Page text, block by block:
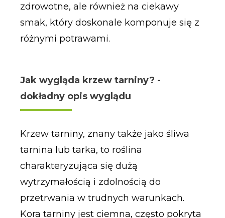
zdrowotne, ale również na ciekawy
smak, który doskonale komponuje się z
różnymi potrawami.
Jak wygląda krzew tarniny? -
dokładny opis wyglądu
Krzew tarniny, znany także jako śliwa
tarnina lub tarka, to roślina
charakteryzująca się dużą
wytrzymałością i zdolnością do
przetrwania w trudnych warunkach.
Kora tarniny jest ciemna, często pokryta